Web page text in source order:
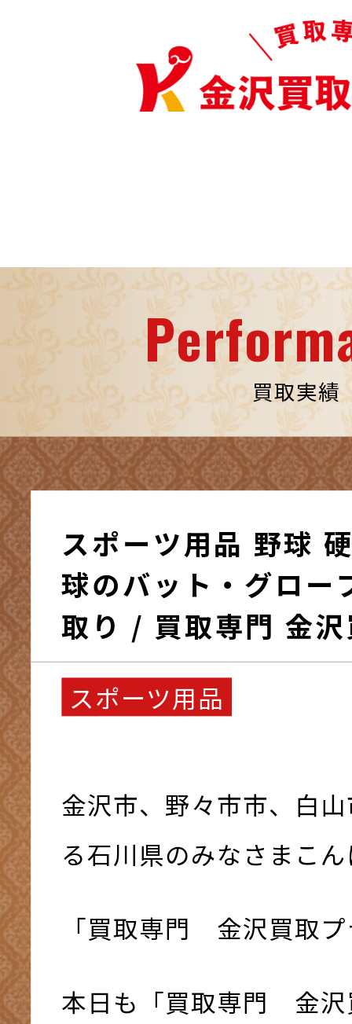
買取実績
スポーツ用品 野球
球のバット・グロー
取り / 買取専門
スポーツ用品
金沢市、野々市市、白
る石川県のみなさまこ
「買取専門 金沢買取
本日も「買取専門 金沢